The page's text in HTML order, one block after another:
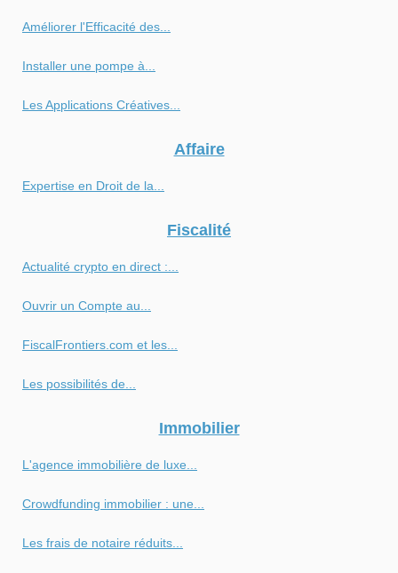
Améliorer l'Efficacité des...
Installer une pompe à...
Les Applications Créatives...
Affaire
Expertise en Droit de la...
Fiscalité
Actualité crypto en direct :...
Ouvrir un Compte au...
FiscalFrontiers.com et les...
Les possibilités de...
Immobilier
L'agence immobilière de luxe...
Crowdfunding immobilier : une...
Les frais de notaire réduits...